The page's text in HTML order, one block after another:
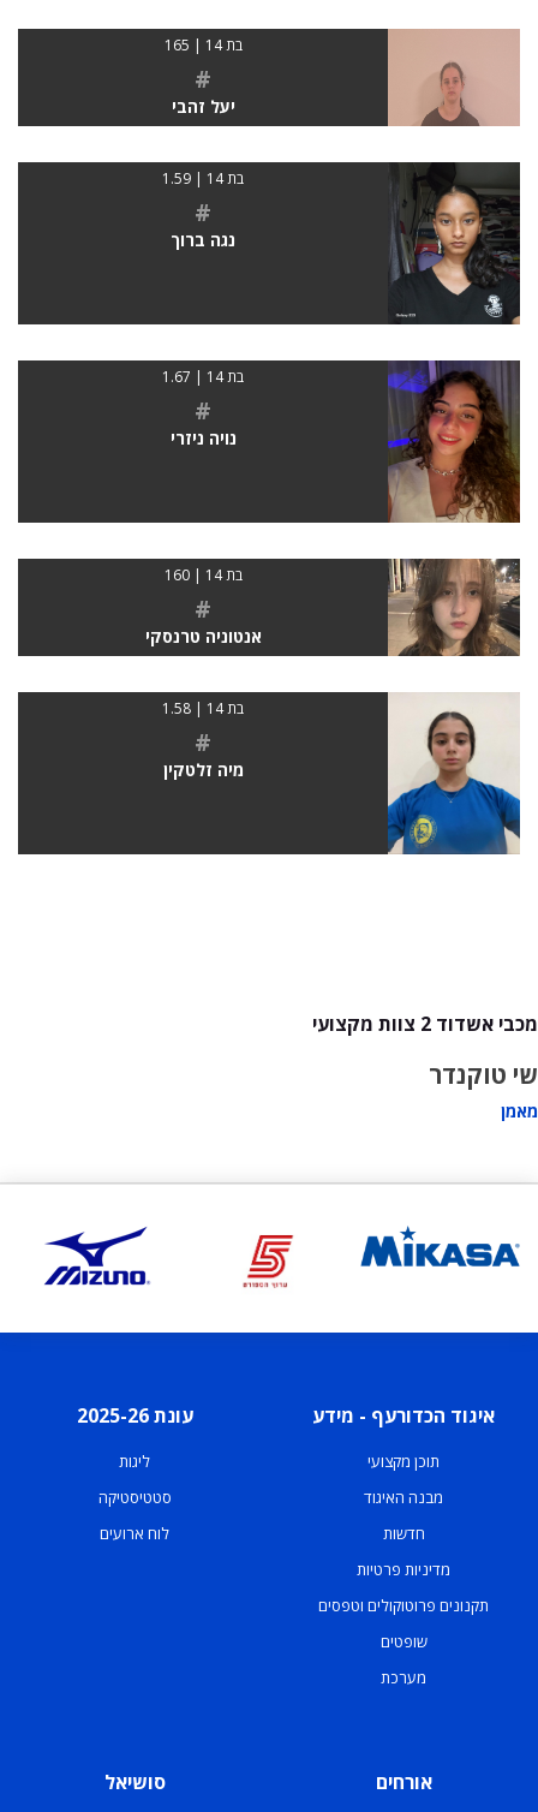
בת 14 | 165
#
יעל זהבי
בת 14 | 1.59
#
נגה ברוך
בת 14 | 1.67
#
נויה ניזרי
בת 14 | 160
#
אנטוניה טרנסקי
בת 14 | 1.58
#
מיה זלטקין
מכבי אשדוד 2 צוות מקצועי
שי טוקנדר
מאמן
איגוד הכדורעף - מידע
תוכן מקצועי
מבנה האיגוד
חדשות
מדיניות פרטיות
תקנונים פרוטוקולים וטפסים
שופטים
מערכת
עונת 2025-26
ליגות
סטטיסטיקה
לוח ארועים
אורחים סושיאל